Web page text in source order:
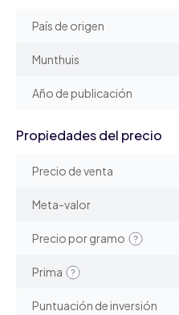
País de origen
Munthuis
Año de publicación
Propiedades del precio
Precio de venta
Meta-valor
Precio por gramo
Prima
Puntuación de inversión